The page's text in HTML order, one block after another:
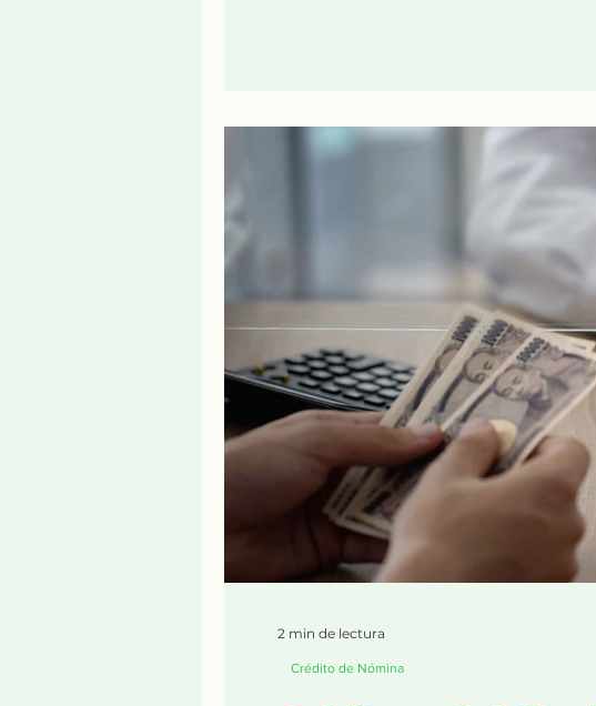
Crédito de Nómina
2 min de lectura